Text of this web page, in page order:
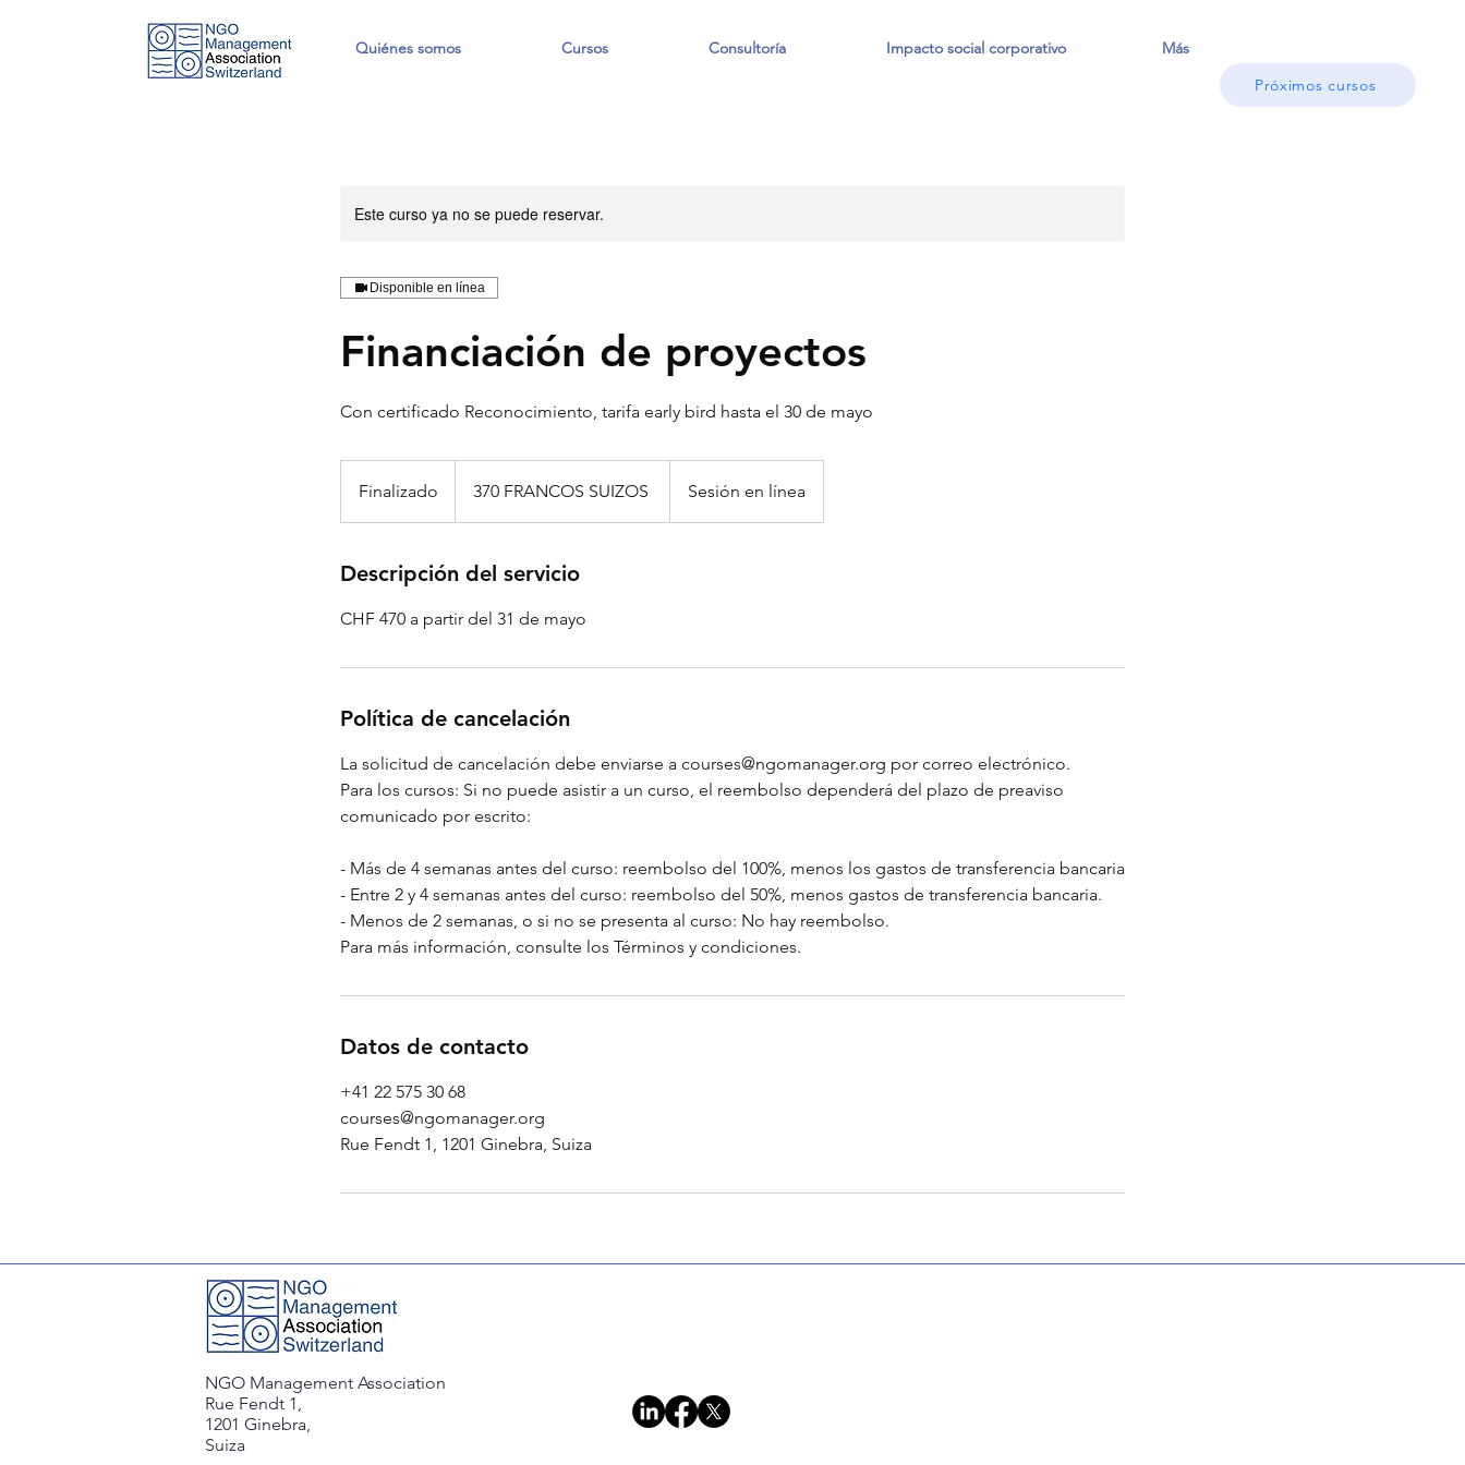
Próximos cursos
Quiénes somos Cursos Consultoría Impacto social corporativo Más
Este curso ya no se puede reservar.
Disponible en línea
Financiación de proyectos
Con certificado Reconocimiento, tarifa early bird hasta el 30 de mayo
Finalizado
i
a
i
a
o
suizos
370 FRANCOS SUIZOS Sesión en línea
Descripción del servicio
CHF 470 a partir del 31 de mayo
Política de cancelación
La solicitud de cancelación debe enviarse a courses@ngomanager.org por correo electrónico.
Para los cursos: Si no puede asistir a un curso, el reembolso dependerá del plazo de preaviso
comunicado por escrito:
- Más de 4 semanas antes del curso: reembolso del 100%, menos los gastos de transferencia bancaria
- Entre 2 y 4 semanas antes del curso: reembolso del 50%, menos gastos de transferencia bancaria.
- Menos de 2 semanas, o si no se presenta al curso: No hay reembolso.
Para más información, consulte los Términos y condiciones.
Datos de contacto
+41 22 575 30 68
courses@ngomanager.org
Rue Fendt 1, 1201 Ginebra, Suiza
NGO Management Association
Rue Fendt 1,
1201 Ginebra,
Suiza